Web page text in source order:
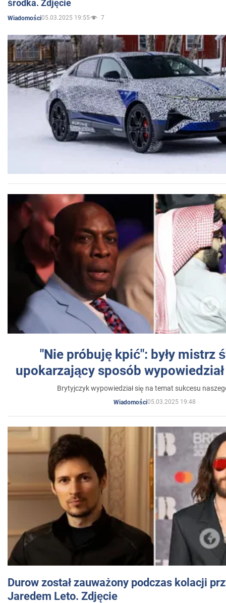
środka. Zdjęcie
Wiadomości05.03.2025 19:55 7
"Nie próbuję kpić": były mistrz
upokarzający sposób
Brytyjczyk wypowiedział się na temat sukcesu
Wiadomości05.03.2025 19:48
Durow został zauważony podczas kolacji
Jaredem Leto. Zdjęcie